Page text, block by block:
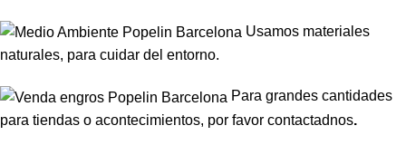
Usamos materiales
naturales, para cuidar del entorno.
Para grandes cantidades
para tiendas o acontecimientos, por favor contactadnos.